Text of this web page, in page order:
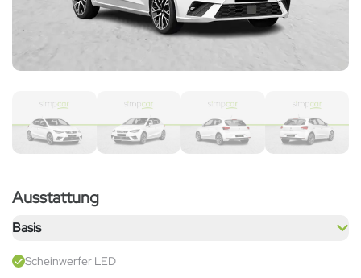
Ausstattung
Basis
Scheinwerfer LED